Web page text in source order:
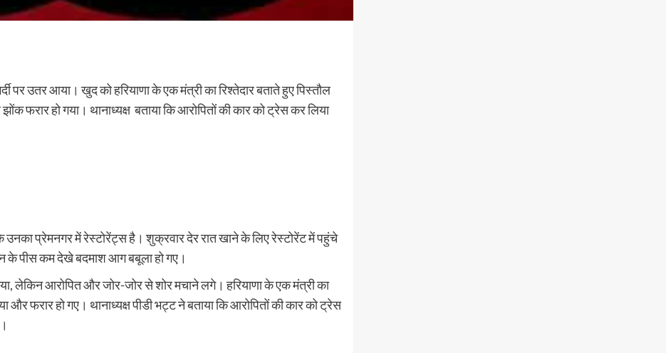
पर उतर आया। खुद को हरियाणा के एक मंत्री का रिश्तेदार बताते हुए पिस्तौल
फरार हो गया। थानाध्यक्ष बताया कि आरोपितों की कार को ट्रेस कर लिया
उनका प्रेमनगर में रेस्टोरेंट्स है। शुक्रवार देर रात खाने के लिए रेस्टोरेंट में पहुंचे
के पीस कम देखे बदमाश आग बबूला हो गए।
लेकिन आरोपित और जोर-जोर से शोर मचाने लगे। हरियाणा के एक मंत्री का
और फरार हो गए। थानाध्यक्ष पीडी भट्ट ने बताया कि आरोपितों की कार को ट्रेस